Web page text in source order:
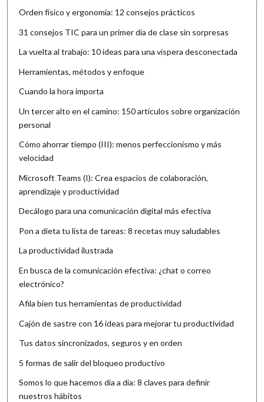
Orden físico y ergonomía: 12 consejos prácticos
31 consejos TIC para un primer día de clase sin sorpresas
La vuelta al trabajo: 10 ideas para una víspera desconectada
Herramientas, métodos y enfoque
Cuando la hora importa
Un tercer alto en el camino: 150 artículos sobre organización
personal
Cómo ahorrar tiempo (III): menos perfeccionismo y más
velocidad
Microsoft Teams (I): Crea espacios de colaboración,
aprendizaje y productividad
Decálogo para una comunicación digital más efectiva
Pon a dieta tu lista de tareas: 8 recetas muy saludables
La productividad ilustrada
En busca de la comunicación efectiva: ¿chat o correo
electrónico?
Afila bien tus herramientas de productividad
Cajón de sastre con 16 ideas para mejorar tu productividad
Tus datos sincronizados, seguros y en orden
5 formas de salir del bloqueo productivo
Somos lo que hacemos día a día: 8 claves para definir
nuestros hábitos